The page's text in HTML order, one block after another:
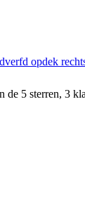
opdek
de 5 sterren, 3